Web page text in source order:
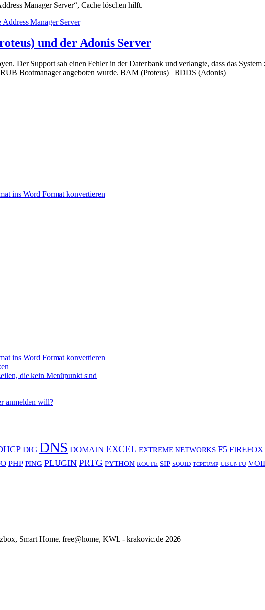
Manager Server“, Cache löschen hilft.
Address Manager Server
und der Adonis Server
Der Support sah einen Fehler in der Datenbank und verlangte, dass das
Bootmanager angeboten wurde. BAM (Proteus) BDDS (Adonis)
ins Word Format konvertieren
ins Word Format konvertieren
die kein Menüpunkt sind
anmelden will?
DIG DNS DOMAIN EXCEL EXTREME NETWORKS F5 FIREFOX
PHP PING PLUGIN PRTG PYTHON ROUTE SIP SQUID TCPDUMP UBUNTU
Smart Home, free@home, KWL - krakovic.de 2026